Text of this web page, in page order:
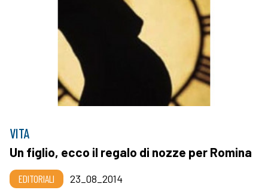
VITA
Un figlio, ecco il regalo di nozze per Romina
EDITORIALI 23_08_2014